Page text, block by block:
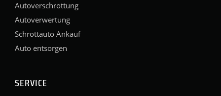
Autoverschrottung
Autoverwertung
Schrottauto Ankauf
Auto entsorgen
SERVICE